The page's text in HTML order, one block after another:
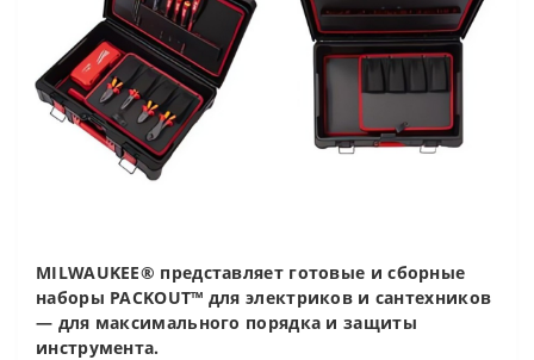
MILWAUKEE® представляет готовые и сборные
наборы PACKOUT™ для электриков и сантехников
— для максимального порядка и защиты
инструмента.